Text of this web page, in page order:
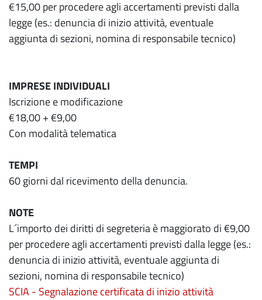
€15,00 per procedere agli accertamenti previsti dalla
legge (es.: denuncia di inizio attività, eventuale
aggiunta di sezioni, nomina di responsabile tecnico)
IMPRESE INDIVIDUALI
Iscrizione e modificazione
€18,00 + €9,00
Con modalità telematica
TEMPI
60 giorni dal ricevimento della denuncia.
NOTE
L´importo dei diritti di segreteria è maggiorato di €9,00
per procedere agli accertamenti previsti dalla legge (es.:
denuncia di inizio attività, eventuale aggiunta di
sezioni, nomina di responsabile tecnico)
SCIA - Segnalazione certificata di inizio attività